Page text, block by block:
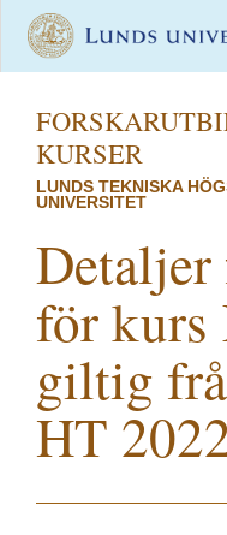
KURSER
LUNDS TEKNISKA
UNIVERSITET
för
giltig
HT